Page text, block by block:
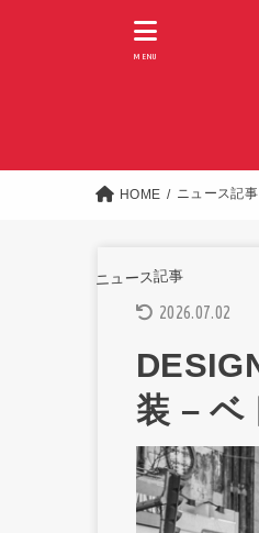
MENU
HOME ニュース記事
ニュース記事
2026.07.02
装 – ベ